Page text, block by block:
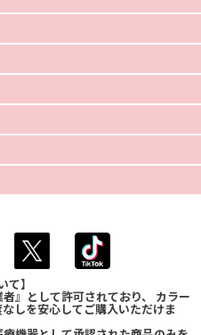
て】
』として許可されており、 カラー
しを安心してご購入いただけま